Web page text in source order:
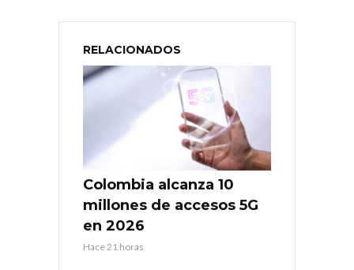
RELACIONADOS
Colombia alcanza 10
millones de accesos 5G
en 2026
Hace 21 horas